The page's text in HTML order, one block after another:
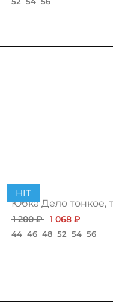
HIT
Юбка Дело тонкое,
1 200 ₽ 1 068 ₽
44 46 48 52 54 56